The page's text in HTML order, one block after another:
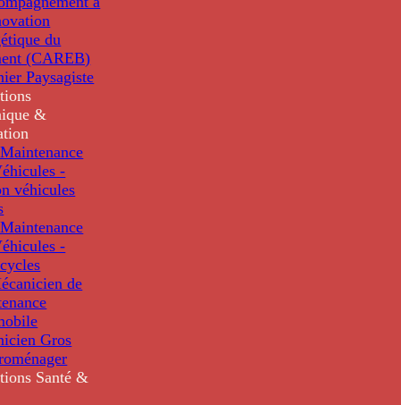
du
(CAREB)
Paysagiste
&
-
véhicules
-
de
Gros
Santé &